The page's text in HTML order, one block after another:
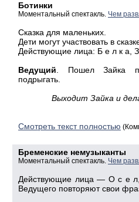
Ботинки
Моментальный спектакль. Чем
Сказка для маленьких.
Дети могут участвовать в
Действующие лица: Б е л к а,
Ведущий . Пошел Зайка
подрыгать.
Выходит Зайка и
Смотреть текст полностью
Бременские немузыканты
Моментальный спектакль. Чем
Действующие лица — О с е
Ведущего повторяют свои